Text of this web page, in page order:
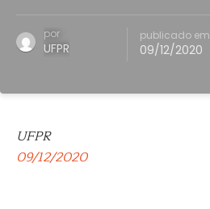
por
UFPR
publicado em
09/12/2020
UFPR
09/12/2020